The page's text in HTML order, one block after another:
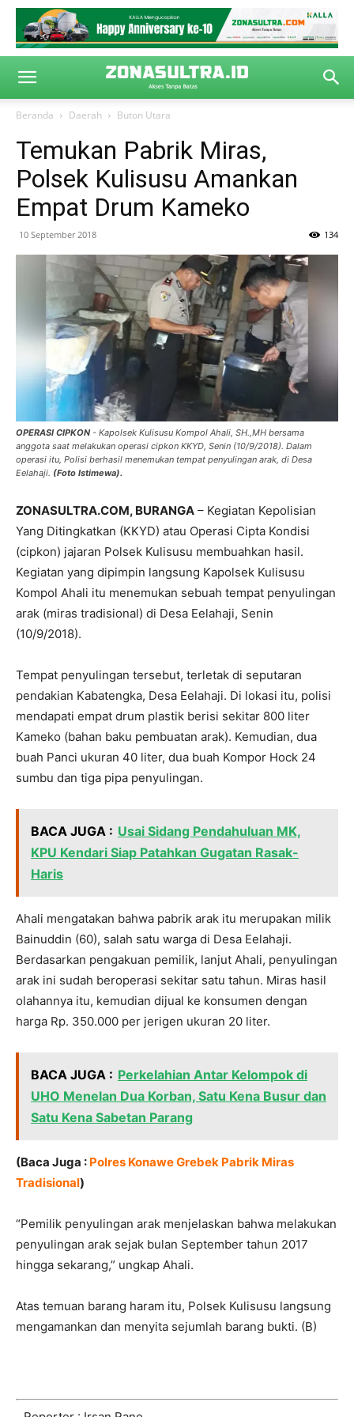
Beranda Daerah Buton Utara
Temukan Pabrik Miras,
Polsek Kulisusu Amankan
Empat Drum Kameko
10 September 2018 134
OPERASI CIPKON - Kapolsek Kulisusu Kompol Ahali, SH.,MH bersama
anggota saat melakukan operasi cipkon KKYD, Senin (10/9/2018). Dalam
operasi itu, Polisi berhasil menemukan tempat penyulingan arak, di Desa
Eelahaji. (Foto Istimewa).
ZONASULTRA.COM, BURANGA – Kegiatan Kepolisian
Yang Ditingkatkan (KKYD) atau Operasi Cipta Kondisi
(cipkon) jajaran Polsek Kulisusu membuahkan hasil.
Kegiatan yang dipimpin langsung Kapolsek Kulisusu
Kompol Ahali itu menemukan sebuah tempat penyulingan
arak (miras tradisional) di Desa Eelahaji, Senin
(10/9/2018).
Tempat penyulingan tersebut, terletak di seputaran
pendakian Kabatengka, Desa Eelahaji. Di lokasi itu, polisi
mendapati empat drum plastik berisi sekitar 800 liter
Kameko (bahan baku pembuatan arak). Kemudian, dua
buah Panci ukuran 40 liter, dua buah Kompor Hock 24
sumbu dan tiga pipa penyulingan.
BACA JUGA : Usai Sidang Pendahuluan MK,
KPU Kendari Siap Patahkan Gugatan Rasak-
Haris
Ahali mengatakan bahwa pabrik arak itu merupakan milik
Bainuddin (60), salah satu warga di Desa Eelahaji.
Berdasarkan pengakuan pemilik, lanjut Ahali, penyulingan
arak ini sudah beroperasi sekitar satu tahun. Miras hasil
olahannya itu, kemudian dijual ke konsumen dengan
harga Rp. 350.000 per jerigen ukuran 20 liter.
BACA JUGA : Perkelahian Antar Kelompok di
UHO Menelan Dua Korban, Satu Kena Busur dan
Satu Kena Sabetan Parang
(Baca Juga : Polres Konawe Grebek Pabrik Miras
Tradisional)
“Pemilik penyulingan arak menjelaskan bahwa melakukan
penyulingan arak sejak bulan September tahun 2017
hingga sekarang,” ungkap Ahali.
Atas temuan barang haram itu, Polsek Kulisusu langsung
mengamankan dan menyita sejumlah barang bukti. (B)